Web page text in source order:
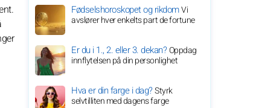
Fødselshoroskopet og rikdomVi
avslører hver enkelts part de fortune
Er du i 1., 2. eller 3. dekan?Oppdag
innflytelsen på din personlighet
Hva er din farge i dag?Styrk
selvtilliten med dagens farge